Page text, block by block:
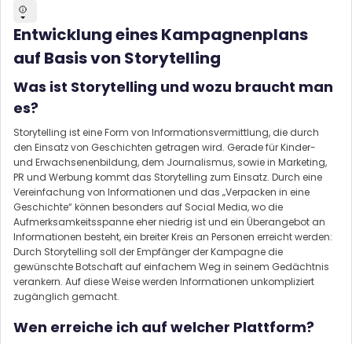
Entwicklung eines Kampagnenplans
auf Basis von Storytelling
Was ist Storytelling und wozu braucht man
es?
Storytelling ist eine Form von Informationsvermittlung, die durch
den Einsatz von Geschichten getragen wird. Gerade für Kinder-
und Erwachsenenbildung, dem Journalismus, sowie in Marketing,
PR und Werbung kommt das Storytelling zum Einsatz. Durch eine
Vereinfachung von Informationen und das „Verpacken in eine
Geschichte“ können besonders auf Social Media, wo die
Aufmerksamkeitsspanne eher niedrig ist und ein Überangebot an
Informationen besteht, ein breiter Kreis an Personen erreicht werden:
Durch Storytelling soll der Empfänger der Kampagne die
gewünschte Botschaft auf einfachem Weg in seinem Gedächtnis
verankern. Auf diese Weise werden Informationen unkompliziert
zugänglich gemacht.
Wen erreiche ich auf welcher Plattform?